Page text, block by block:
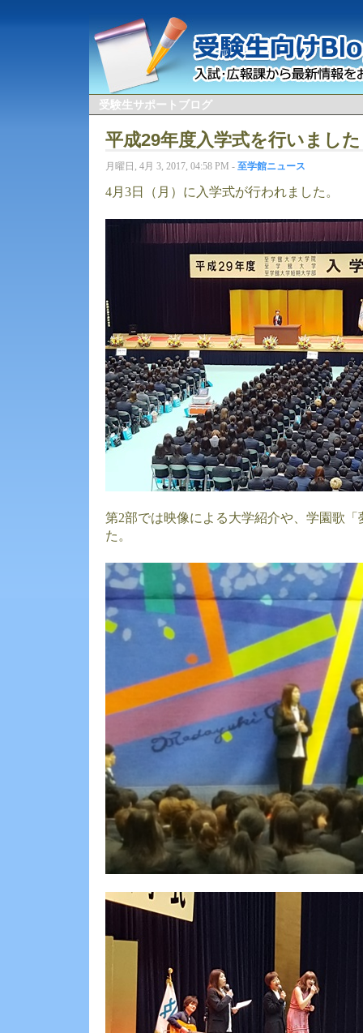
受験生サポートブログ
平成29年度入学式を行いました
月曜日, 4月 3, 2017, 04:58 PM - 至学館ニュース
4月3日（月）に入学式が行われました。
第2部では映像による大学紹介や、学園歌
た。